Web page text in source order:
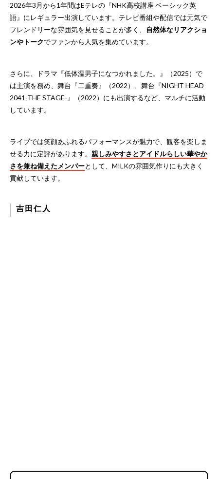
2026年3月から1年間はEテレの『NHK高校講座 ベーシック英
語』にレギュラー出演しています。テレビ番組や配信では元気で
フレンドリーな雰囲気を見せることが多く、
自然体なリアクショ
ンやトークでファンから人気を集めています。
さらに、ドラマ『低体温男子になつかれました。』（2025）で
は主演を務め、舞台『二重奏』（2022）、舞台『NIGHT HEAD
2041-THE STAGE-』（2022）にも出演するなど、マルチに活動
しています。
ライブでは笑顔あふれるパフォーマンスが魅力で、観客を楽しま
せる力に定評があります。 親しみやすさとアイドルらしい華やか
さを兼ね備えたメンバーとして、M!LKの雰囲気作りにも大きく
貢献しています。
吉田仁人